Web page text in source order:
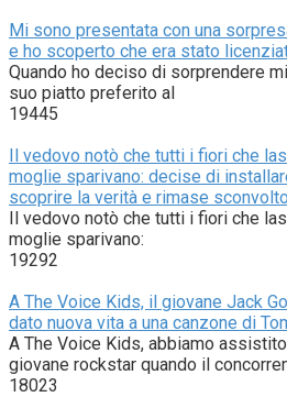
Mi sono presentata con una
e ho scoperto che era stato
Quando ho deciso di sorprendere
suo piatto preferito al
19445
Il vedovo notò che tutti i fiori che
moglie sparivano: decise di
scoprire la verità e rimase
Il vedovo notò che tutti i fiori che
moglie sparivano:
19292
A The Voice Kids, il giovane Jack
dato nuova vita a una canzone di
A The Voice Kids, abbiamo
giovane rockstar quando il
18023